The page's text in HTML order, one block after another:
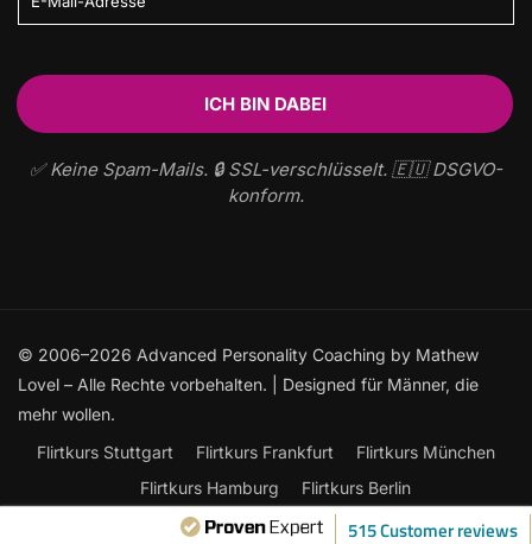
✅ Keine Spam-Mails. 🔒 SSL-verschlüsselt. 🇪🇺 DSGVO-
konform.
515 Customer reviews
© 2006–2026 Advanced Personality Coaching by Mathew
Lovel – Alle Rechte vorbehalten. | Designed für Männer, die
mehr wollen.
Flirtkurs Stuttgart
Flirtkurs Frankfurt
Flirtkurs München
Flirtkurs Hamburg
Flirtkurs Berlin
Frauen ansprechen: Der ultimative Leitfaden